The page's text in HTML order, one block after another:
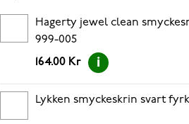
Hagerty jewel clean
999-005
164.00 Kr
Lykken smyckeskrin svart